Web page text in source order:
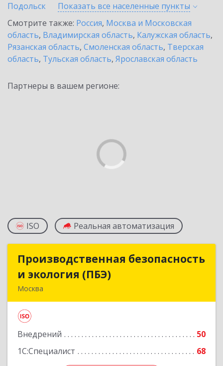
Подольск
Показать все населенные пункты
Смотрите также: Россия, Москва и Московская
область, Владимирская область, Калужская область,
Рязанская область, Смоленская область, Тверская
область, Тульская область, Ярославская область
Партнеры в вашем регионе:
ISO Реальная автоматизация
Производственная безопасность
и экология (ПБЭ)
Москва
Внедрений
50
1С:Специалист
68
Производственная безопасность
округ Мещанский, Гиляровского ул, дом № 4,
Подробнее